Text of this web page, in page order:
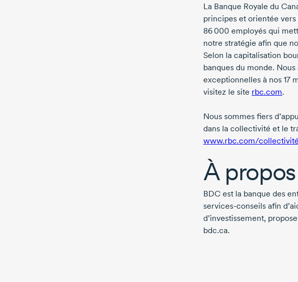
La Banque Royale du
principes et orientée
86 000 employés qui
notre stratégie afin que
Selon la capitalisation
banques du monde.
exceptionnelles à nos 17
visitez le site rbc.com.
Nous sommes fiers
dans la collectivité et le
www.rbc.com/
À
BDC est la banque des
services-conseils afin
d’investissement,
bdc.ca.